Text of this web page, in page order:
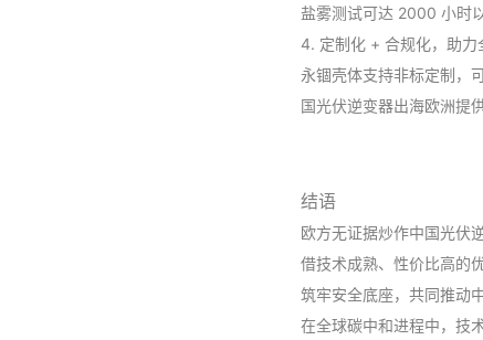
盐雾测试可达 2000 小时
4. 定制化 + 合规化，助力
永锢壳体支持非标定制，
国光伏逆变器出海欧洲提
结语
欧方无证据炒作中国光伏
借技术成熟、性价比高的
筑牢安全底座，共同推动
在全球碳中和进程中，技